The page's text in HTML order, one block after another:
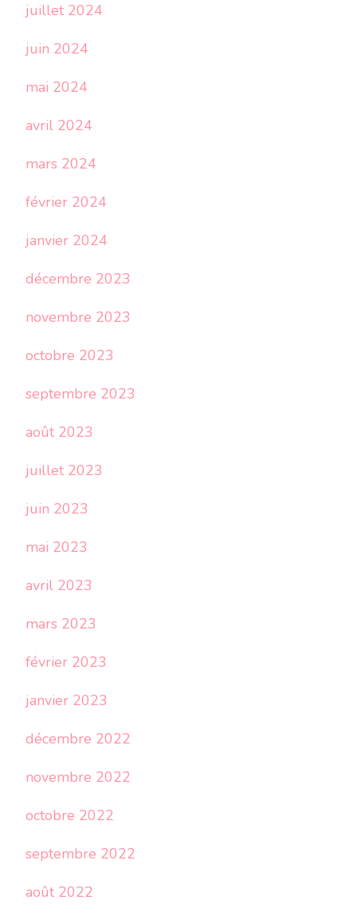
juillet 2024
juin 2024
mai 2024
avril 2024
mars 2024
février 2024
janvier 2024
décembre 2023
novembre 2023
octobre 2023
septembre 2023
août 2023
juillet 2023
juin 2023
mai 2023
avril 2023
mars 2023
février 2023
janvier 2023
décembre 2022
novembre 2022
octobre 2022
septembre 2022
août 2022